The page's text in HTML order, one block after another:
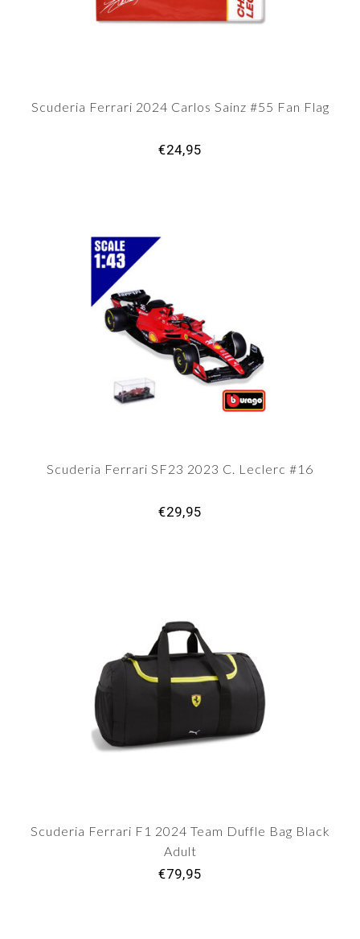
Scuderia Ferrari 2024 Carlos Sainz #55 Fan Flag
€24,95
Scuderia Ferrari SF23 2023 C. Leclerc #16
€29,95
Scuderia Ferrari F1 2024 Team Duffle Bag Black
Adult
€79,95